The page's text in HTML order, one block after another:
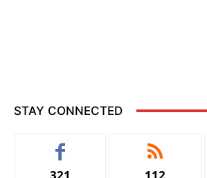
STAY CONNECTED
321 112